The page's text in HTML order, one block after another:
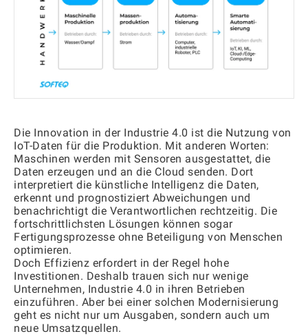
Die Innovation in der Industrie 4.0 ist die Nutzung von
IoT-Daten für die Produktion. Mit anderen Worten:
Maschinen werden mit Sensoren ausgestattet, die
Daten erzeugen und an die Cloud senden. Dort
interpretiert die künstliche Intelligenz die Daten,
erkennt und prognostiziert Abweichungen und
benachrichtigt die Verantwortlichen rechtzeitig. Die
fortschrittlichsten Lösungen können sogar
Fertigungsprozesse ohne Beteiligung von Menschen
optimieren.
Doch Effizienz erfordert in der Regel hohe
Investitionen. Deshalb trauen sich nur wenige
Unternehmen, Industrie 4.0 in ihren Betrieben
einzuführen. Aber bei einer solchen Modernisierung
geht es nicht nur um Ausgaben, sondern auch um
neue Umsatzquellen.